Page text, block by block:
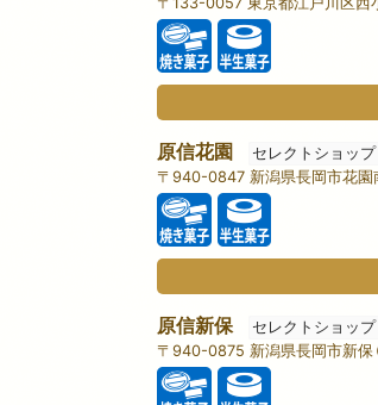
原信花園
セレクトショップ
〒940-0847 新潟県長岡市花園
原信新保
セレクトショップ
〒940-0875 新潟県長岡市新保